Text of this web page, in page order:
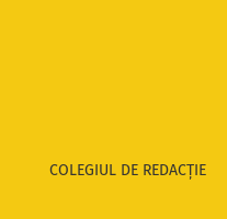
de conceptul „bani” în
COLEGIUL DE REDACȚIE